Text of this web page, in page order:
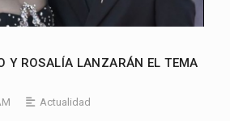
Y ROSALÍA LANZARÁN EL TEMA
Actualidad